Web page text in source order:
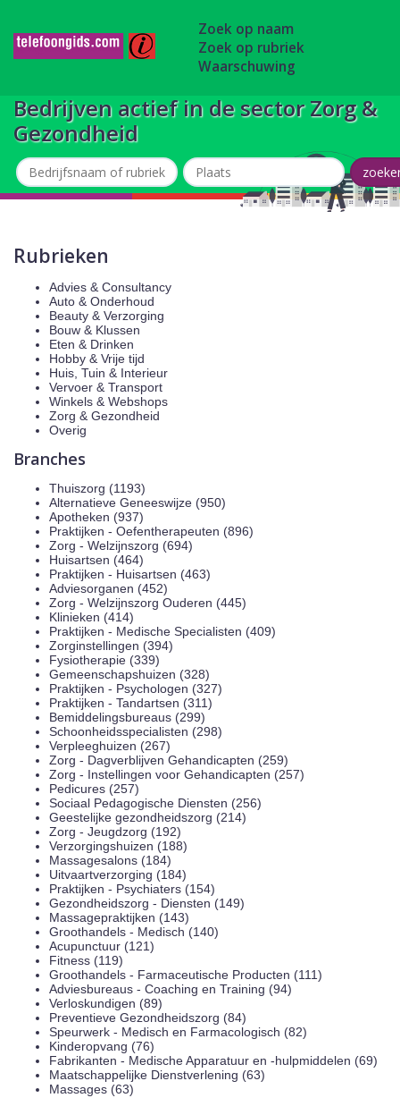
Zoek op naam
Zoek op rubriek
Waarschuwing
Bedrijven actief in de sector Zorg &
Gezondheid
Rubrieken
Advies & Consultancy
Auto & Onderhoud
Beauty & Verzorging
Bouw & Klussen
Eten & Drinken
Hobby & Vrije tijd
Huis, Tuin & Interieur
Vervoer & Transport
Winkels & Webshops
Zorg & Gezondheid
Overig
Branches
Thuiszorg (1193)
Alternatieve Geneeswijze (950)
Apotheken (937)
Praktijken - Oefentherapeuten (896)
Zorg - Welzijnszorg (694)
Huisartsen (464)
Praktijken - Huisartsen (463)
Adviesorganen (452)
Zorg - Welzijnszorg Ouderen (445)
Klinieken (414)
Praktijken - Medische Specialisten (409)
Zorginstellingen (394)
Fysiotherapie (339)
Gemeenschapshuizen (328)
Praktijken - Psychologen (327)
Praktijken - Tandartsen (311)
Bemiddelingsbureaus (299)
Schoonheidsspecialisten (298)
Verpleeghuizen (267)
Zorg - Dagverblijven Gehandicapten (259)
Zorg - Instellingen voor Gehandicapten (257)
Pedicures (257)
Sociaal Pedagogische Diensten (256)
Geestelijke gezondheidszorg (214)
Zorg - Jeugdzorg (192)
Verzorgingshuizen (188)
Massagesalons (184)
Uitvaartverzorging (184)
Praktijken - Psychiaters (154)
Gezondheidszorg - Diensten (149)
Massagepraktijken (143)
Groothandels - Medisch (140)
Acupunctuur (121)
Fitness (119)
Groothandels - Farmaceutische Producten (111)
Adviesbureaus - Coaching en Training (94)
Verloskundigen (89)
Preventieve Gezondheidszorg (84)
Speurwerk - Medisch en Farmacologisch (82)
Kinderopvang (76)
Fabrikanten - Medische Apparatuur en -hulpmiddelen (69)
Maatschappelijke Dienstverlening (63)
Massages (63)